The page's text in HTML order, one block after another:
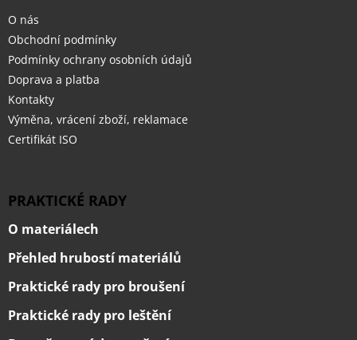
O nás
Obchodní podmínky
Podmínky ochrany osobních údajů
Doprava a platba
Kontakty
Výměna, vrácení zboží, reklamace
Certifikát ISO
PRAKTICKÉ RADY
O materiálech
Přehled hrubostí materiálů
Praktické rady pro broušení
Praktické rady pro leštění